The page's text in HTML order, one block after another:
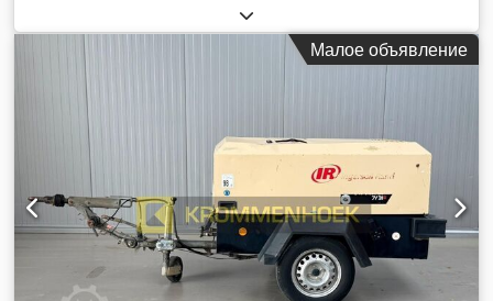
позже Codpfx Afozk N Rweteha Доступность: немедленно
Местонахождение: Рёлльбах
Малое объявление